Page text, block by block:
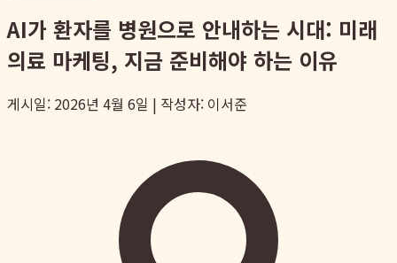
AI가 환자를 병원으로 안내하는 시대: 미래
의료 마케팅, 지금 준비해야 하는 이유
게시일: 2026년 4월 6일 | 작성자: 이서준